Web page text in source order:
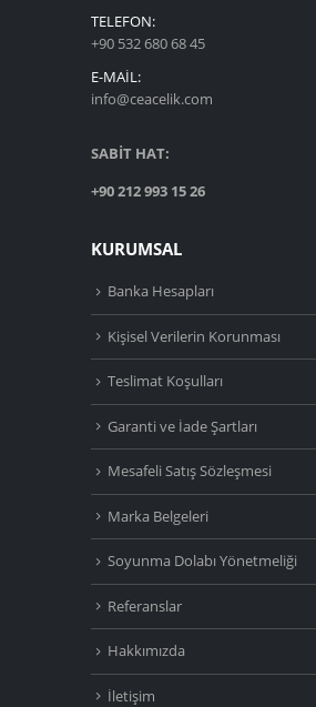
TELEFON:
+90 532 680 68 45
E-MAIL:
info@ceacelik.com
SABİT HAT:
+90 212 993 15 26
KURUMSAL
Banka Hesapları
Kişisel Verilerin Korunması
Teslimat Koşulları
Garanti ve İade Şartları
Mesafeli Satış Sözleşmesi
Marka Belgeleri
Soyunma Dolabı Yönetmeliği
Referanslar
Hakkımızda
İletişim